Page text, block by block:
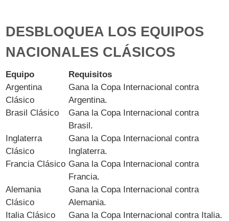
DESBLOQUEA LOS EQUIPOS
NACIONALES CLÁSICOS
Equipo
Requisitos
Argentina
Clásico
Gana la Copa Internacional contra
Argentina.
Brasil Clásico
Gana la Copa Internacional contra
Brasil.
Inglaterra
Clásico
Gana la Copa Internacional contra
Inglaterra.
Francia Clásico Gana la Copa Internacional contra
Francia.
Alemania
Clásico
Gana la Copa Internacional contra
Alemania.
Italia Clásico
Gana la Copa Internacional contra Italia.